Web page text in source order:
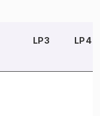
LP3 LP4